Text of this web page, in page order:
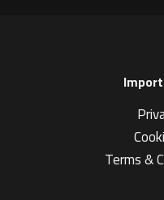
Terms &